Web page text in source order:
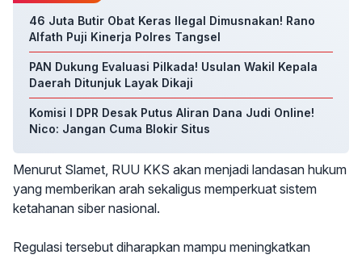
46 Juta Butir Obat Keras Ilegal Dimusnakan! Rano
Alfath Puji Kinerja Polres Tangsel
PAN Dukung Evaluasi Pilkada! Usulan Wakil Kepala
Daerah Ditunjuk Layak Dikaji
Komisi I DPR Desak Putus Aliran Dana Judi Online!
Nico: Jangan Cuma Blokir Situs
Menurut Slamet, RUU KKS akan menjadi landasan hukum
yang memberikan arah sekaligus memperkuat sistem
ketahanan siber nasional.
Regulasi tersebut diharapkan mampu meningkatkan